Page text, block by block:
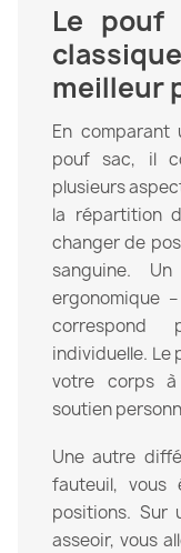
Le
meilleur
En
pouf sac, il
plusieurs
la répartition
changer de
sanguine.
ergonomique
correspond
individuelle. Le
votre corps
soutien
Une autre
fauteuil, vous
positions. Sur
asseoir, vous